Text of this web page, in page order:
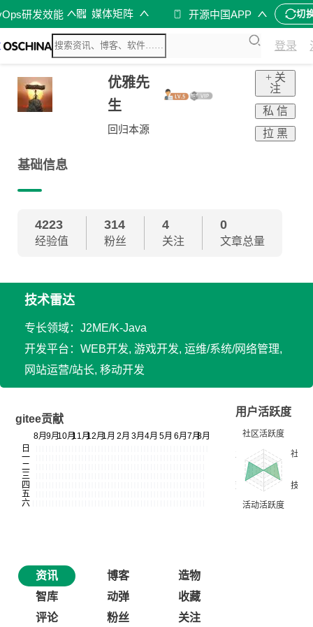
研发效能 媒体矩阵 开源中国APP 切
登录
优雅先
生
回归本源
+ 关
注
私 信
拉 黑
基础信息
4223
经验值
314
粉丝
4
关注
0
文章总量
技术雷达
专长领域：J2ME/K-Java
开发平台：WEB开发, 游戏开发, 运维/系统/网络管理,
网站运营/站长, 移动开发
gitee贡献
用户活跃度
资讯 博客
造物
智库
动弹
收藏
评论
粉丝 关注